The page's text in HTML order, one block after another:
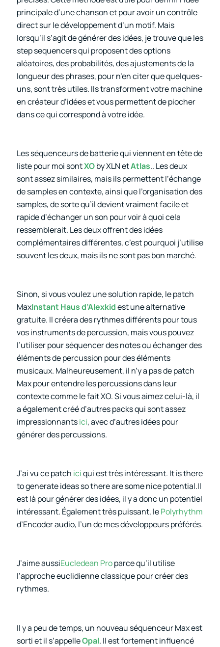
principale d’une chanson et pour avoir un contrôle
direct sur le développement d’un motif. Mais
lorsqu’il s’agit de générer des idées, je trouve que les
step sequencers qui proposent des options
aléatoires, des probabilités, des ajustements de la
longueur des phrases, pour n’en citer que quelques-
uns, sont très utiles. Ils transforment votre machine
en créateur d’idées et vous permettent de piocher
dans ce qui correspond à votre idée.
Les séquenceurs de batterie qui viennent en tête de
liste pour moi sontXO by XLNetAtlas.. Les deux
sont assez similaires, mais ils permettent l’échange
de samples en contexte, ainsi que l’organisation des
samples, de sorte qu’il devient vraiment facile et
rapide d’échanger un son pour voir à quoi cela
ressemblerait. Les deux offrent des idées
complémentaires différentes, c’est pourquoi j’utilise
souvent les deux, mais ils ne sont pas bon marché.
Sinon, si vous voulez une solution rapide, le patch
MaxInstant Haus d’Alexkidest une alternative
gratuite. Il créera des rythmes différents pour tous
vos instruments de percussion, mais vous pouvez
l’utiliser pour séquencer des notes ou échanger des
éléments de percussion pour des éléments
musicaux. Malheureusement, il n’y a pas de patch
Max pour entendre les percussions dans leur
contexte comme le fait XO. Si vous aimez celui-là, il
a également créé d’autres packs qui sont assez
impressionnantsici, avec d’autres idées pour
générer des percussions.
J’ai vu ce patch iciqui est très intéressant. It is there
to generate ideas so there are some nice potential.Il
est là pour générer des idées, il y a donc un potentiel
intéressant. Également très puissant, lePolyrhythm
d’Encoder audio, l’un de mes développeurs préférés.
J’aime aussiEucledean Proparce qu’il utilise
l’approche euclidienne classique pour créer des
rythmes.
Il y a peu de temps, un nouveau séquenceur Max est
sorti et il s’appelleOpal. Il est fortement influencé